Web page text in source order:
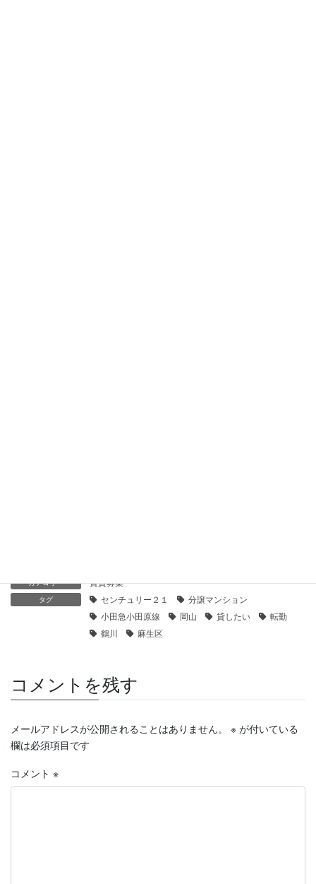
カテゴリー 賃貸募集
タグ センチュリー２１
分譲マンション
小田急小田原線
岡山 貸したい
転勤
鶴川
麻生区
コメントを残す
メールアドレスが公開されることはありません。 ※ が付いている
欄は必須項目です
コメント ※